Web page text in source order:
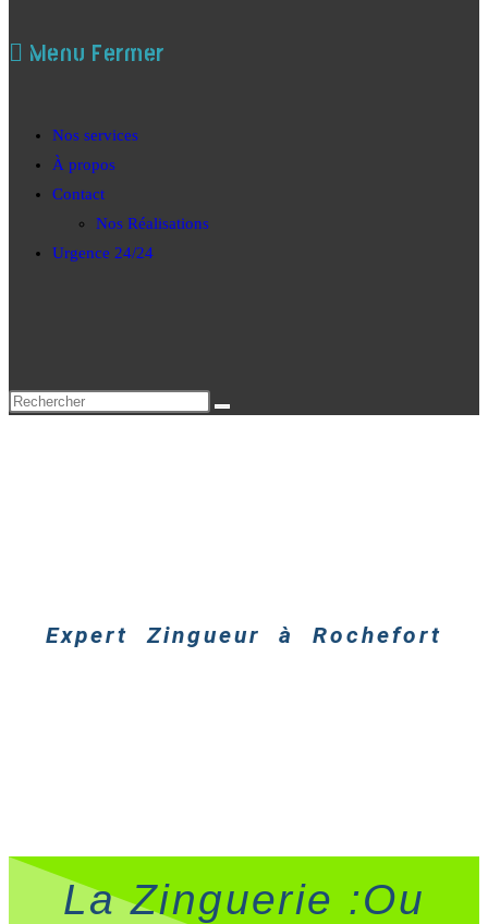
Menu Fermer
Nos services
À propos
Contact
Nos Réalisations
Urgence 24/24
Expert Zingueur à Rochefort
La Zinguerie :ou